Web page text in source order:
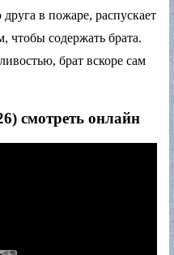
в пожаре, распускает
чтобы содержать брата.
брат вскоре сам
смотреть онлайн